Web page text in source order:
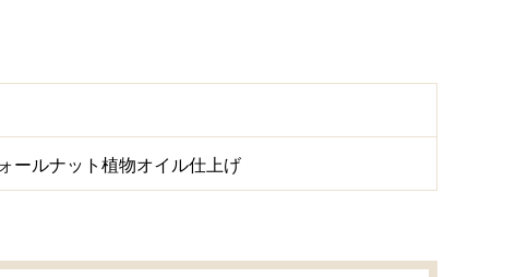
ールナット植物オイル仕上げ